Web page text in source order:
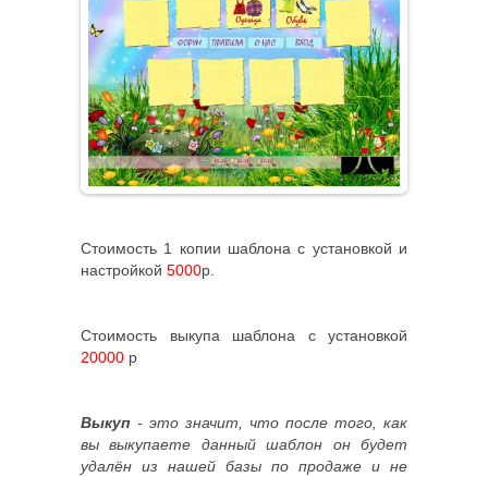
Стоимость 1 копии шаблона с установкой и
настройкой 5000р.
Стоимость выкупа шаблона с установкой
20000 р
Выкуп - это значит, что после того, как
вы выкупаете данный шаблон он будет
удалён из нашей базы по продаже и не